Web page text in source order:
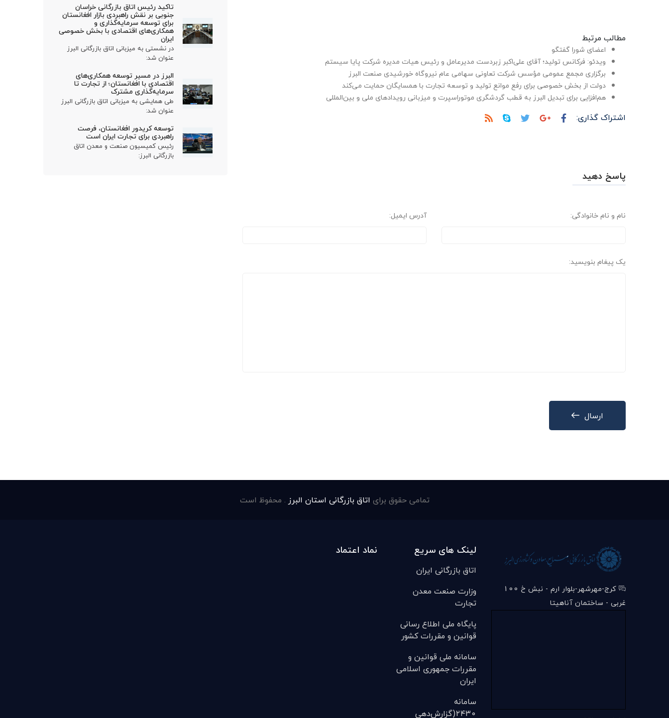
مطالب مرتبط
اعضای شورا گفتگو
ویدئو: فرکانس تولید؛ آقای علی‌اکبر زبردست مدیرعامل و رئیس هیات مدیره شرکت پایا سیستم
برگزاری مجمع عمومی مؤسس شرکت تعاونی سهامی عام نیروگاه خورشیدی صنعت البرز
دولت از بخش خصوصی برای رفع موانع تولید و توسعه تجارت با همسایگان حمایت می‌کند
هم‌افزایی برای تبدیل البرز به قطب گردشگری موتوراسپرت و میزبانی رویدادهای ملی و بین‌المللی
اشتراک گذاری:
پاسخ دهید
نام و نام خانوادگی: آدرس ایمیل:
یک پیغام بنویسید:
ارسال
تاکید رئیس اتاق بازرگانی خراسان
جنوبی بر نقش راهبردی بازار افغانستان
برای توسعه سرمایه‌گذاری و
همکاری‌های اقتصادی با بخش خصوصی
ایران
در نشستی به میزبانی اتاق بازرگانی البرز
عنوان شد:
البرز در مسیر توسعه همکاری‌های
اقتصادی با افغانستان؛ از تجارت تا
سرمایه‌گذاری مشترک
طی همایشی به میزبانی اتاق بازرگانی البرز
عنوان شد:
توسعه کریدور افغانستان، فرصت
راهبردی برای تجارت ایران است
رئیس کمیسیون صنعت و معدن اتاق
بازرگانی البرز:
تمامی حقوق برای اتاق بازرگانی استان البرز . محفوظ است
کرج-مهرشهر-بلوار ارم - نبش خ 100
غربی - ساختمان آناهیتا
لینک های سریع
اتاق بازرگانی ایران
وزارت صنعت معدن
تجارت
پایگاه ملی اطلاع رسانی
قوانین و مقررات کشور
سامانه ملی قوانين و
مقررات جمهوری اسلامی
ایران
سامانه
۲۴۳۰(گزارش‌دهی
نماد اعتماد